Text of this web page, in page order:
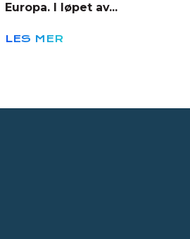
Europa. I løpet av...
LES MER